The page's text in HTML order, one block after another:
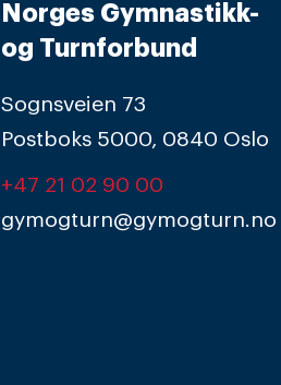
Norges Gymnastikk-
og Turnforbund
Sognsveien 73
Postboks 5000, 0840 Oslo
+47 21 02 90 00
gymogturn@gymogturn.no